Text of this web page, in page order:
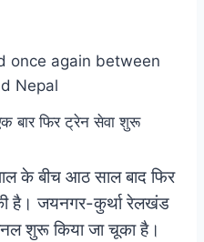
बार फिर ट्रेन सेवा शुरू
के बीच आठ साल बाद फिर
है। जयनगर-कुर्था रेलखंड
शुरू किया जा चूका है।